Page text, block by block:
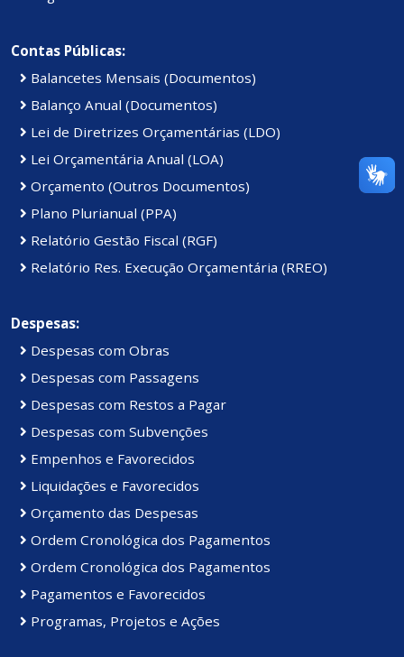
Contas Públicas:
Balancetes Mensais (Documentos)
Balanço Anual (Documentos)
Lei de Diretrizes Orçamentárias (LDO)
Lei Orçamentária Anual (LOA)
Orçamento (Outros Documentos)
Plano Plurianual (PPA)
Relatório Gestão Fiscal (RGF)
Relatório Res. Execução Orçamentária (RREO)
Despesas:
Despesas com Obras
Despesas com Passagens
Despesas com Restos a Pagar
Despesas com Subvenções
Empenhos e Favorecidos
Liquidações e Favorecidos
Orçamento das Despesas
Ordem Cronológica dos Pagamentos
Ordem Cronológica dos Pagamentos
Pagamentos e Favorecidos
Programas, Projetos e Ações